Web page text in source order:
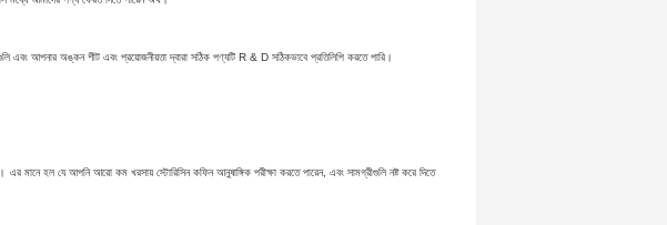
এবং আপনার অঙ্কন শীট এবং প্রয়োজনীয়তা দ্বারা সঠিক পণ্যটি R & D সঠিকভাবে প্রতিলিপি করতে পারি।
এর মানে হল যে আপনি আরো কম খরসায় স্টোরিসিন কফিন আনুষাঙ্গিক পরীক্ষা করতে পারেন, এবং সামগ্রীগুলি নষ্ট করে দিতে